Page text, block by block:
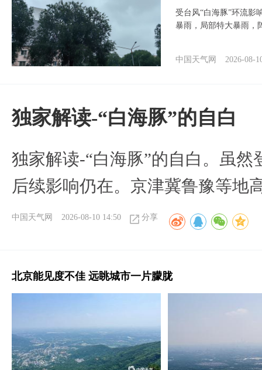
受台风“白海豚”环流影
暴雨，局部特大暴雨，
中国天气网 2026-08-
​独家解读-“白海豚”的自白
独家解读-“白海豚”的自白。虽然
后续影响仍在。京津冀鲁豫等地
中国天气网 2026-08-10 14:50 分享
北京能见度不佳 远眺城市一片朦胧